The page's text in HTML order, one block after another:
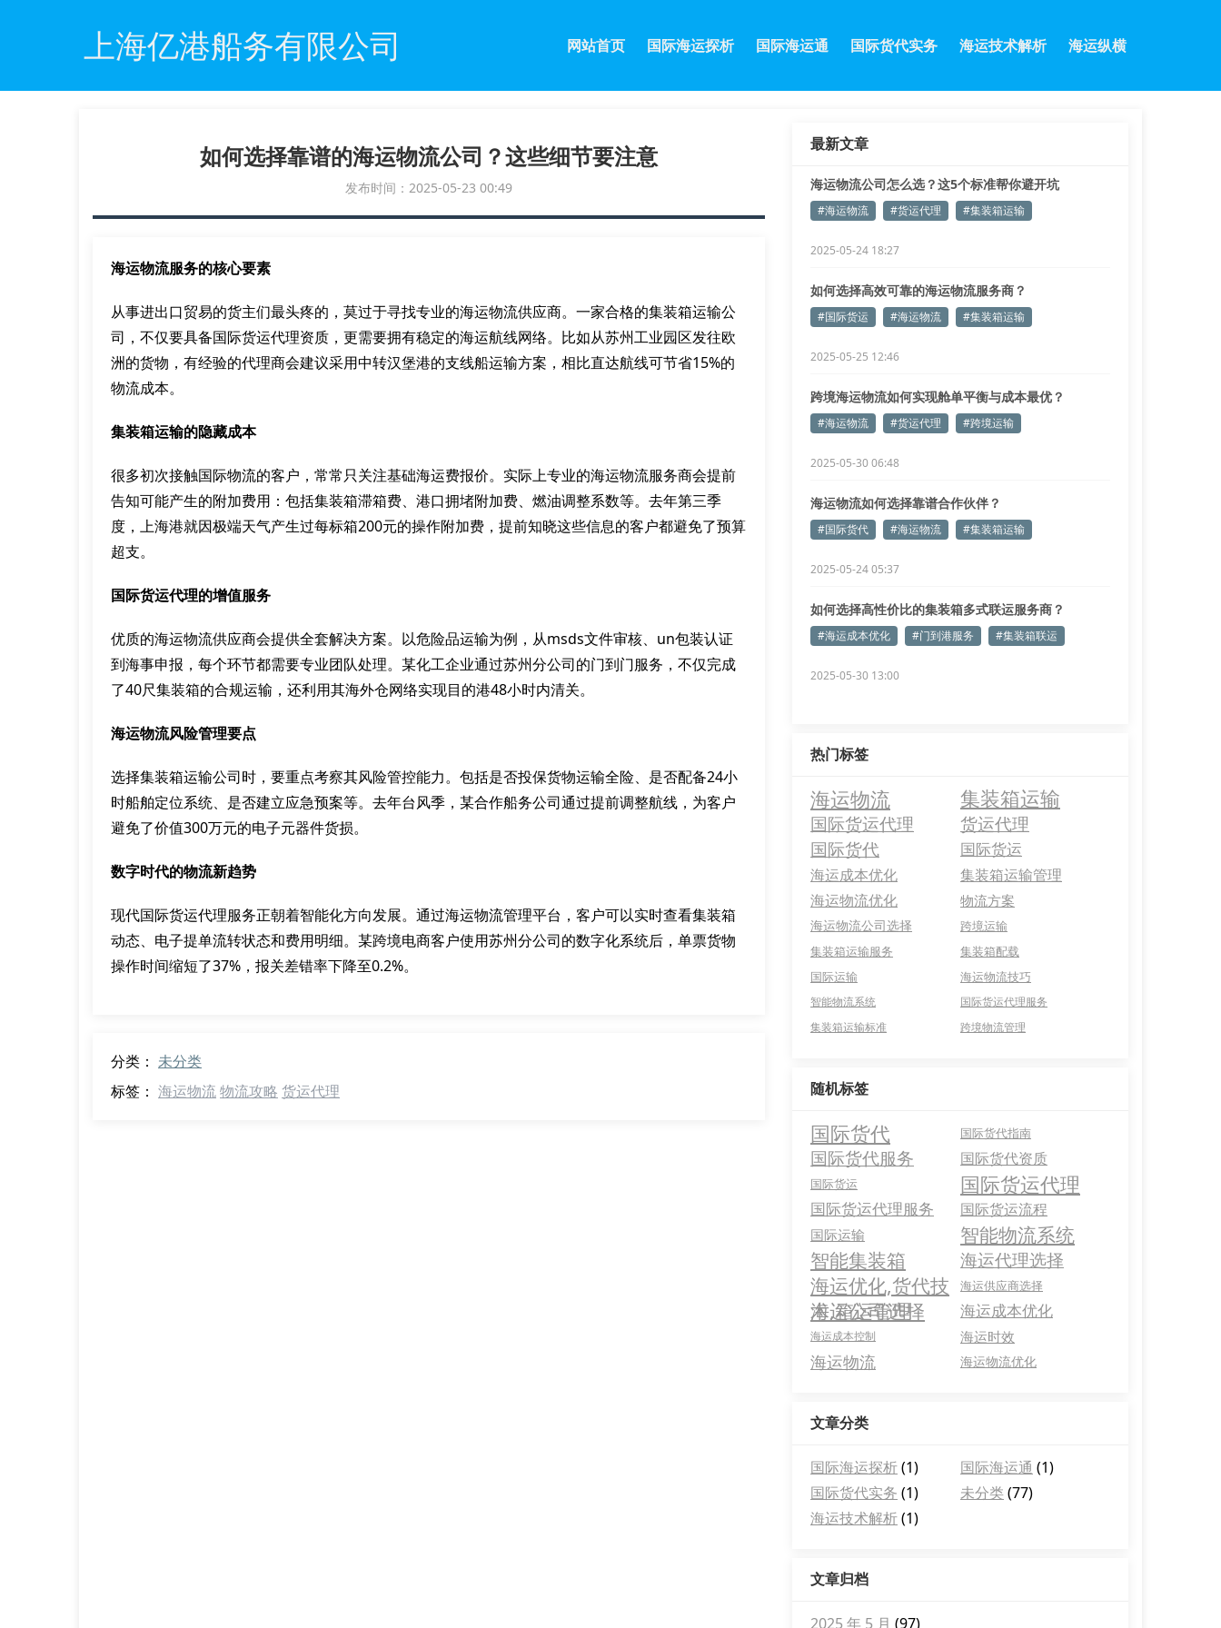
上海亿港船务有限公司 网站首页 国际海运探析 国际海运通 国际货代实务 海运技术解析 海运纵横
如何选择靠谱的海运物流公司？这些细节要注意
发布时间：2025-05-23 00:49
海运物流服务的核心要素
从事进出口贸易的货主们最头疼的，莫过于寻找专业的海运物流供应商。一家合格的集装箱运输公
司，不仅要具备国际货运代理资质，更需要拥有稳定的海运航线网络。比如从苏州工业园区发往欧
洲的货物，有经验的代理商会建议采用中转汉堡港的支线船运输方案，相比直达航线可节省15%的
物流成本。
集装箱运输的隐藏成本
很多初次接触国际物流的客户，常常只关注基础海运费报价。实际上专业的海运物流服务商会提前
告知可能产生的附加费用：包括集装箱滞箱费、港口拥堵附加费、燃油调整系数等。去年第三季
度，上海港就因极端天气产生过每标箱200元的操作附加费，提前知晓这些信息的客户都避免了预算
超支。
国际货运代理的增值服务
优质的海运物流供应商会提供全套解决方案。以危险品运输为例，从msds文件审核、un包装认证
到海事申报，每个环节都需要专业团队处理。某化工企业通过苏州分公司的门到门服务，不仅完成
了40尺集装箱的合规运输，还利用其海外仓网络实现目的港48小时内清关。
海运物流风险管理要点
选择集装箱运输公司时，要重点考察其风险管控能力。包括是否投保货物运输全险、是否配备24小
时船舶定位系统、是否建立应急预案等。去年台风季，某合作船务公司通过提前调整航线，为客户
避免了价值300万元的电子元器件货损。
数字时代的物流新趋势
现代国际货运代理服务正朝着智能化方向发展。通过海运物流管理平台，客户可以实时查看集装箱
动态、电子提单流转状态和费用明细。某跨境电商客户使用苏州分公司的数字化系统后，单票货物
操作时间缩短了37%，报关差错率下降至0.2%。
分类： 未分类
标签： 海运物流物流攻略 货运代理
最新文章
海运物流公司怎么选？这5个标准帮你避开坑
#海运物流 #货运代理 #集装箱运输
2025-05-24 18:27
如何选择高效可靠的海运物流服务商？
#国际货运 #海运物流 #集装箱运输
2025-05-25 12:46
跨境海运物流如何实现舱单平衡与成本最优？
#海运物流 #货运代理 #跨境运输
2025-05-30 06:48
海运物流如何选择靠谱合作伙伴？
#国际货代 #海运物流 #集装箱运输
2025-05-24 05:37
如何选择高性价比的集装箱多式联运服务商？
#海运成本优化 #门到港服务 #集装箱联运
2025-05-30 13:00
热门标签
海运物流 集装箱运输
国际货运代理 货运代理
国际货代 国际货运
海运成本优化
集装箱运输管理
海运物流优化
物流方案
海运物流公司选择
跨境运输
集装箱运输服务
集装箱配载
国际运输
海运物流技巧
智能物流系统
国际货运代理服务
集装箱运输标准
跨境物流管理
随机标签
国际货代 国际货代指南
国际货代服务 国际货代资质
国际货运 国际货运代理
国际货运代理服务 国际货运流程
国际运输
智能物流系统
智能集装箱
海运代理选择
海运优化,货代技
术,箱运管理
海运供应商选择
海运公司选择 海运成本优化
海运成本控制 海运时效
海运物流 海运物流优化
文章分类
国际海运探析(1) 国际海运通 (1)
国际货代实务 (1) 未分类(77)
海运技术解析(1)
文章归档
2025 年 5 月 (97)